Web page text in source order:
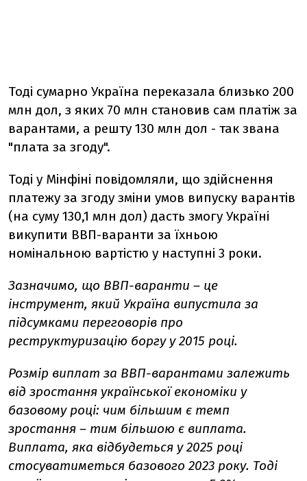
Тоді сумарно Україна переказала близько 200
млн дол, з яких 70 млн становив сам платіж за
варантами, а решту 130 млн дол - так звана
"плата за згоду".
Тоді у Мінфіні повідомляли, що здійснення
платежу за згоду зміни умов випуску варантів
(на суму 130,1 млн дол) дасть змогу Україні
викупити ВВП-варанти за їхньою
номінальною вартістю у наступні 3 роки.
Зазначимо, що ВВП-варанти – це
інструмент, який Україна випустила за
підсумками переговорів про
реструктуризацію боргу у 2015 році.
Розмір виплат за ВВП-варантами залежить
від зростання української економіки у
базовому році: чим більшим є темп
зростання – тим більшою є виплата.
Виплата, яка відбудеться у 2025 році
стосуватиметься базового 2023 року. Тоді